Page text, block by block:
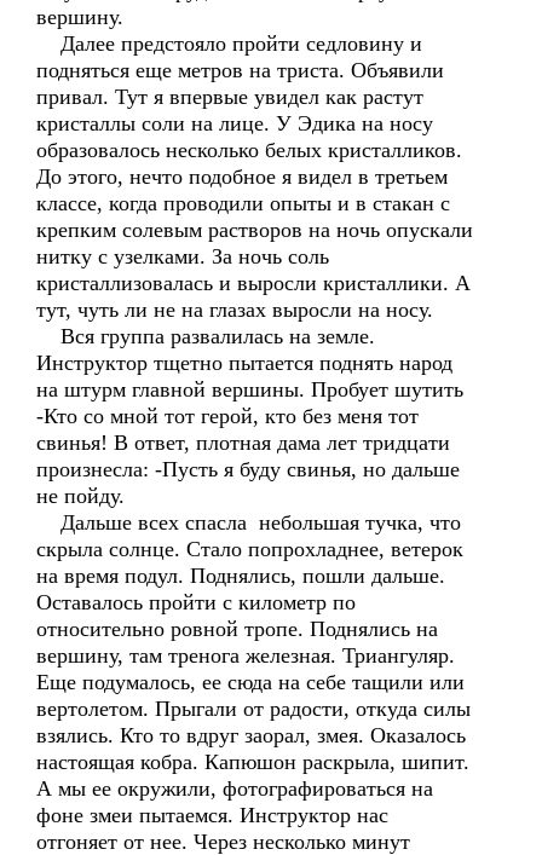
вершину.
Далее предстояло пройти седловину и
подняться еще метров на триста. Объявили
привал. Тут я впервые увидел как растут
кристаллы соли на лице. У Эдика на носу
образовалось несколько белых кристалликов.
До этого, нечто подобное я видел в третьем
классе, когда проводили опыты и в стакан с
крепким солевым растворов на ночь опускали
нитку с узелками. За ночь соль
кристаллизовалась и выросли кристаллики. А
тут, чуть ли не на глазах выросли на носу.
Вся группа развалилась на земле.
Инструктор тщетно пытается поднять народ
на штурм главной вершины. Пробует шутить
-Кто со мной тот герой, кто без меня тот
свинья! В ответ, плотная дама лет тридцати
произнесла: -Пусть я буду свинья, но дальше
не пойду.
Дальше всех спасла небольшая тучка, что
скрыла солнце. Стало попрохладнее, ветерок
на время подул. Поднялись, пошли дальше.
Оставалось пройти с километр по
относительно ровной тропе. Поднялись на
вершину, там тренога железная. Триангуляр.
Еще подумалось, ее сюда на себе тащили или
вертолетом. Прыгали от радости, откуда силы
взялись. Кто то вдруг заорал, змея. Оказалось
настоящая кобра. Капюшон раскрыла, шипит.
А мы ее окружили, фотографироваться на
фоне змеи пытаемся. Инструктор нас
отгоняет от нее. Через несколько минут